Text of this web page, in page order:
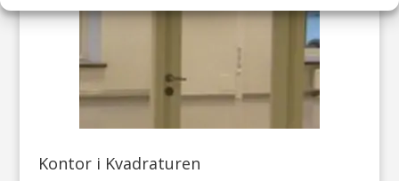
Kontor i Kvadraturen